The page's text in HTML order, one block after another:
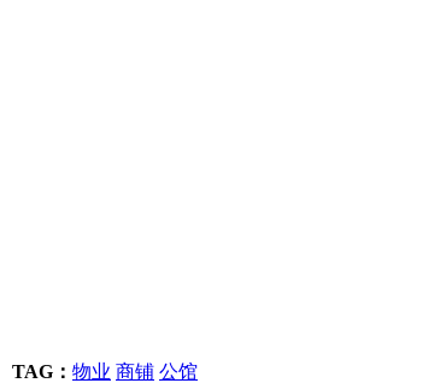
TAG： 物业 商铺 公馆